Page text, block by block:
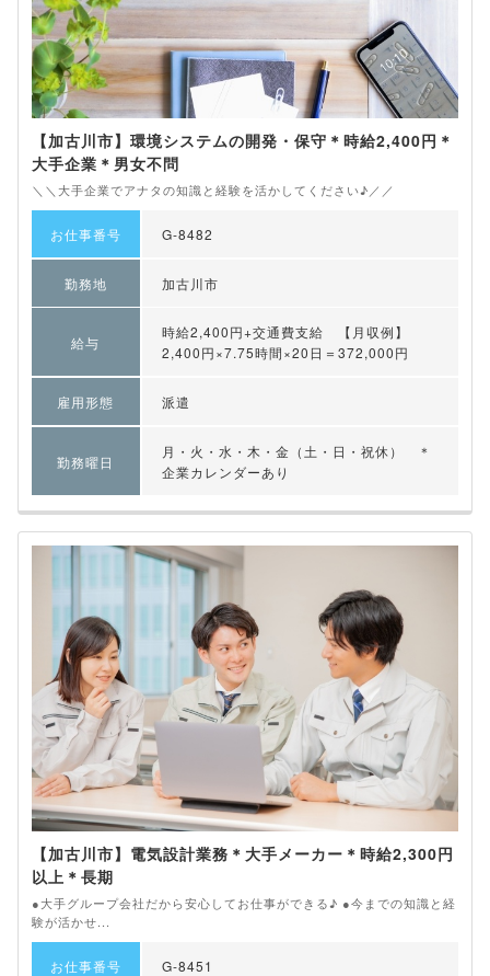
【加古川市】環境システムの開発・保守＊時給2,400円＊
大手企業＊男女不問
＼＼大手企業でアナタの知識と経験を活かしてください♪／／
お仕事番号 G-8482
勤務地 加古川市
給与
時給2,400円+交通費支給 【月収例】
2,400円×7.75時間×20日＝372,000円
雇用形態 派遣
勤務曜日
月・火・水・木・金（土・日・祝休） ＊
企業カレンダーあり
【加古川市】電気設計業務＊大手メーカー＊時給2,300円
以上＊長期
●大手グループ会社だから安心してお仕事ができる♪ ●今までの知識と経
験が活かせ...
お仕事番号 G-8451